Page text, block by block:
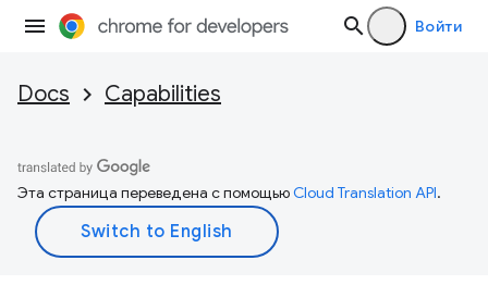
Войти
Docs Capabilities
Эта страница переведена с помощьюCloud Translation API.